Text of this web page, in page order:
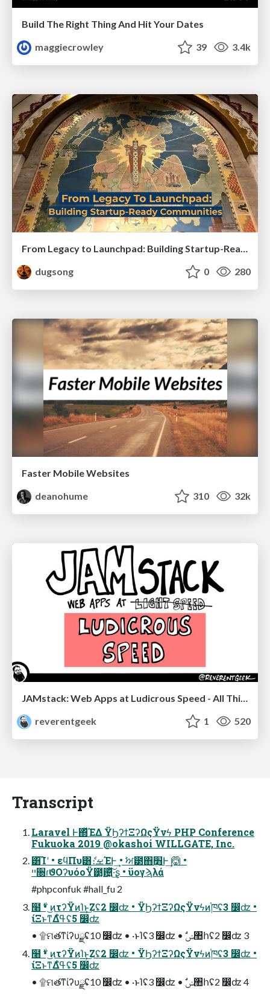
Build The Right Thing And Hit Your Dates
maggiecrowley
39 3.4k
From Legacy to Launchpad: Building Startup-Ready Communities
dugsong
0 280
Faster Mobile Websites
deanohume
310 32k
reverentgeek
1 520
Transcript
Laravel Ͱ΍ͬͯΈΔ ΫϦʔϯΞʔΩςΫνϟ PHP Conference
Fukuoka 2019 @okashoi WILLGATE, Inc.
͸͡Ίʹ • εϥΠυ͸ެ։ࡁΈͰ͢ • ࣸਅ౳΋׻ܴͰ͢ 🙆 •
ײ૝ɾϑΟʔυόοΫ౳͓଴͍ͪͯ͠·͢ʂ • ϋογϡλά
#phpconfuk #hall_fu 2
໨࣍ • ͜ͷτʔΫͷΊ͟͢ͱ͜Ζʢ2 ෼ʣ • ΫϦʔϯΞʔΩςΫνϟͷ֓ཁʢ3 ෼ʣ •
ίΞͱͳΔߟ͑ํʢ5 ෼ʣ
• ۩ମతͳίʔυྫʢ10 ෼ʣ • ·ͱΊʢ3 ෼ʣ • ࣗݾ঺հʢ2 ෼ʣ 3
໨࣍ • ͜ͷτʔΫͷΊ͟͢ͱ͜Ζʢ2 ෼ʣ • ΫϦʔϯΞʔΩςΫνϟͷ֓ཁʢ3 ෼ʣ •
ίΞͱͳΔߟ͑ํʢ5 ෼ʣ
• ۩ମతͳίʔυྫʢ10 ෼ʣ • ·ͱΊʢ3 ෼ʣ • ࣗݾ঺հʢ2 ෼ʣ 4